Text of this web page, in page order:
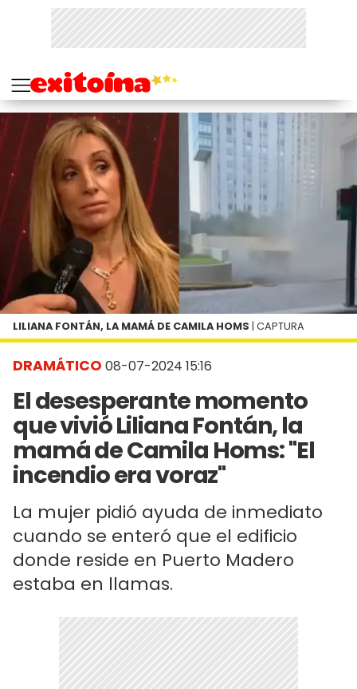
DRAMÁTICO 08-07-2024 15:16
El desesperante momento
que vivió Liliana Fontán, la
mamá de Camila Homs: "El
incendio era voraz"
La mujer pidió ayuda de inmediato
cuando se enteró que el edificio
donde reside en Puerto Madero
estaba en llamas.
LILIANA FONTÁN, LA MAMÁ DE CAMILA HOMS | CAPTURA